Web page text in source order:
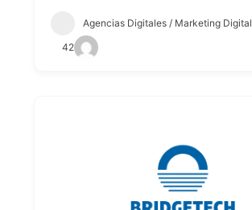
Agencias Digitales / Marketing Digital
42